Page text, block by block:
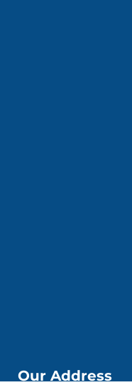
Our Address